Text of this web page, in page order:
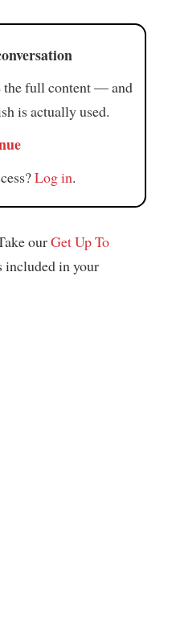
the full content — and
is actually used.
Log in.
ourGet Up To
included in your